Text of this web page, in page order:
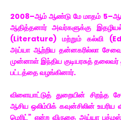
2008–ஆம் ஆண்டு மே மாதம் 5–ஆம்
ஆதித்தனார் அவர்களுக்கு
(Literature) மற்றும் கல்வி
அய்யா ஆற்றிய தன்னகரில்லா
முன்னாள் இந்திய குடியரசுத் தலைவர்
பட்டத்தை வழங்கினார்.
விளையாட்டுத் துறையின் சிறந்த
ஆசிய ஒலிம்பிக் கவுன்சிலின்
மெரிட்” என்ற விருதை அய்யா